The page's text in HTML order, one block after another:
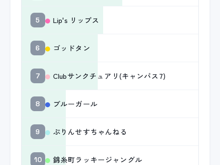
5 Lip's リップス
6 ゴッドタン
7 Clubサンクチュアリ(キャンパス7)
8 ブルーガール
9 ぷりんせすちゃんねる
10 錦糸町ラッキージャングル